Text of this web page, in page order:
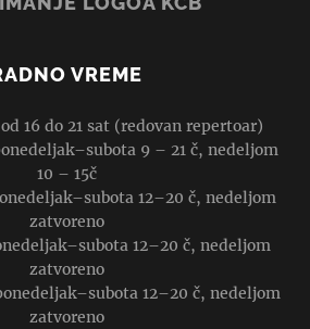
VREME
16 do 21 sat (redovan repertoar)
9 – 21 č, nedeljom
10 – 15č
12–20 č, nedeljom
zatvoreno
12–20 č, nedeljom
zatvoreno
12–20 č, nedeljom
zatvoreno